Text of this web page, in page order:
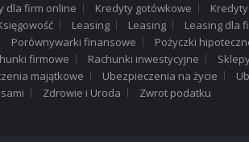
dla firm online Kredyty gotówkowe
Leasing Leasing Leasing dla
Porównywarki finansowe Pożyczki
firmowe Rachunki inwestycyjne
majątkowe Ubezpieczenia na życie
Zdrowie i Uroda Zwrot podatku